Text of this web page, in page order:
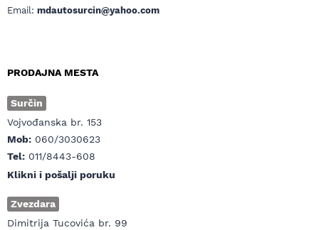
Email: mdautosurcin@yahoo.com
PRODAJNA MESTA
Surčin
Vojvođanska br. 153
Mob: 060/3030623
Tel: 011/8443-608
Klikni i pošalji poruku
Zvezdara
Dimitrija Tucovića br. 99